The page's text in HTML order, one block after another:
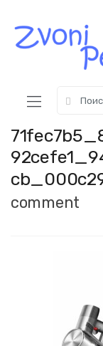
navigation
содержимому
for:
comment